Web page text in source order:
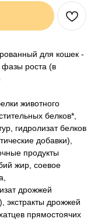
для кошек -
фазы роста (в
животного
белков*,
гидролизат белков
добавки),
продукты
жир, соевое
дрожжей
экстракты дрожжей
прямостоячих